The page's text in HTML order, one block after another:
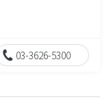
03-3626-5300